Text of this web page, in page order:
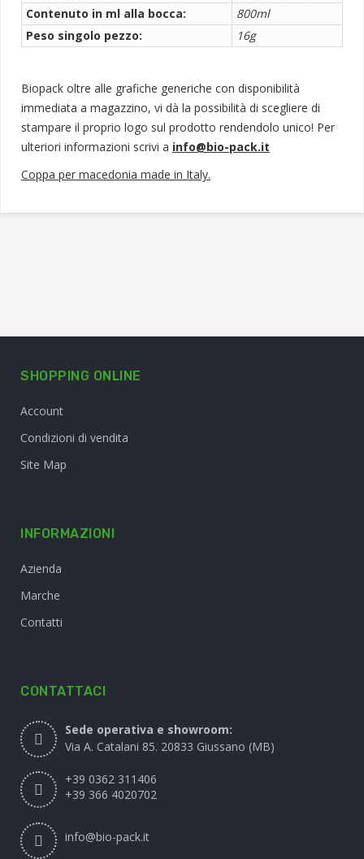
Contenuto in ml alla bocca:
800ml
Peso singolo pezzo:
16g
Biopack oltre alle grafiche generiche con disponibilità
immediata a magazzino, vi dà la possibilità di scegliere di
stampare il proprio logo sul prodotto rendendolo unico! Per
ulteriori informazioni scrivi a info@bio-pack.it
Coppa per macedonia made in Italy.
SHOPPING ONLINE
Account
Condizioni di vendita
Site Map
INFORMAZIONI
Azienda
Marche
Contatti
CONTATTACI
Sede operativa e showroom:
Via A. Catalani 85. 20833 Giussano (MB)
+39 0362 311406
+39 366 4020702
info@bio-pack.it